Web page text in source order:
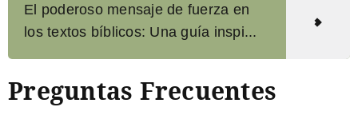
El poderoso mensaje de fuerza en
los textos bíblicos: Una guía inspi...
Preguntas Frecuentes